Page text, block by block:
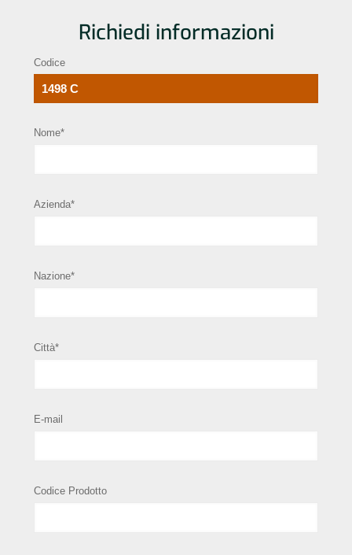
Richiedi informazioni
Codice
Nome*
Azienda*
Nazione*
Città*
E-mail
Codice Prodotto